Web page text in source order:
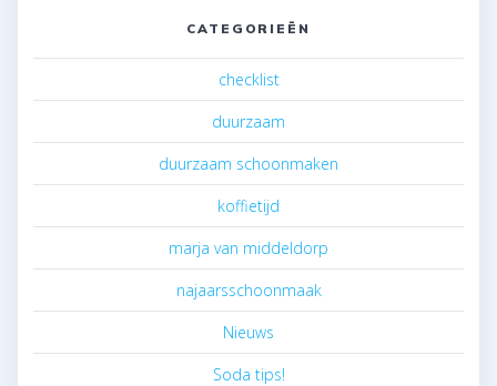
CATEGORIEËN
checklist
duurzaam
duurzaam schoonmaken
koffietijd
marja van middeldorp
najaarsschoonmaak
Nieuws
Soda tips!